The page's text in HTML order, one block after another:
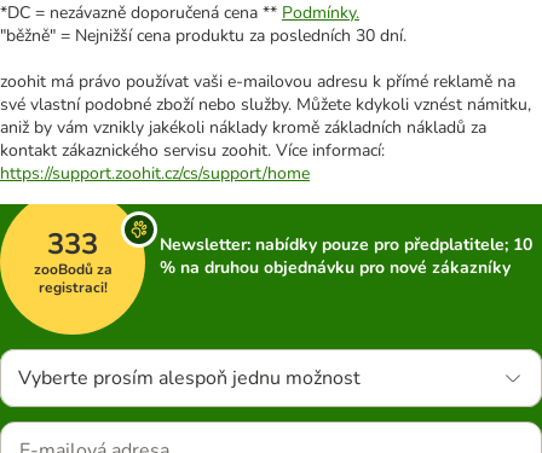
*DC = nezávazně doporučená cena ** Podmínky.
"běžně" = Nejnižší cena produktu za posledních 30 dní.
zoohit má právo používat vaši e-mailovou adresu k přímé reklamě na
své vlastní podobné zboží nebo služby. Můžete kdykoli vznést námitku,
aniž by vám vznikly jakékoli náklady kromě základních nákladů za
kontakt zákaznického servisu zoohit. Více informací:
https://support.zoohit.cz/cs/support/home
333
zooBodů za
registraci!
Newsletter: nabídky pouze pro předplatitele; 10
% na druhou objednávku pro nové zákazníky
Vyberte prosím alespoň jednu možnost